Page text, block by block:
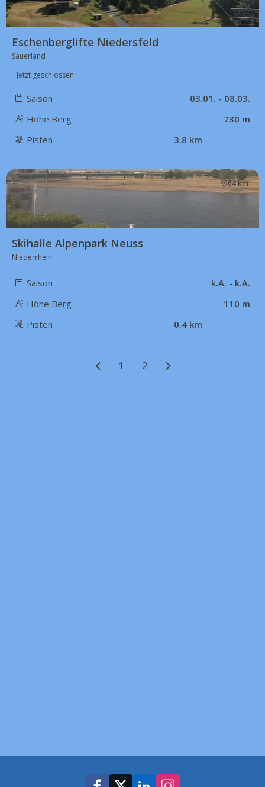
Eschenberglifte Niedersfeld
Sauerland
Jetzt geschlossen
Saison
03.01. - 08.03.
Höhe Berg
730 m
Pisten
3.8 km
64 km
Skihalle Alpenpark Neuss
Niederrhein
Saison
k.A. - k.A.
Höhe Berg
110 m
Pisten
0.4 km
1 2